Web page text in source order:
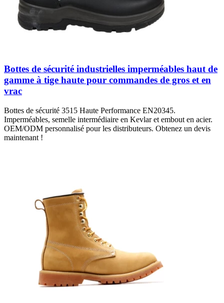
Bottes de sécurité industrielles imperméables haut de
gamme à tige haute pour commandes de gros et en
vrac
Bottes de sécurité 3515 Haute Performance EN20345.
Imperméables, semelle intermédiaire en Kevlar et embout en acier.
OEM/ODM personnalisé pour les distributeurs. Obtenez un devis
maintenant !